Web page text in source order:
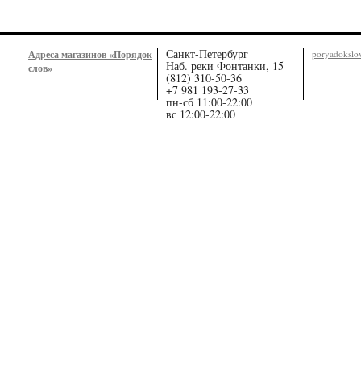
Адреса магазинов «Порядок
слов»
Санкт-Петербург
Наб. реки Фонтанки, 15
(812) 310-50-36
+7 981 193-27-33
пн-сб 11:00-22:00
вс 12:00-22:00